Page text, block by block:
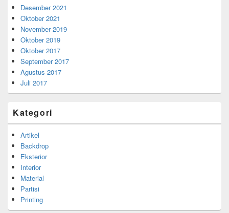
Desember 2021
Oktober 2021
November 2019
Oktober 2019
Oktober 2017
September 2017
Agustus 2017
Juli 2017
Kategori
Artikel
Backdrop
Eksterior
Interior
Material
Partisi
Printing